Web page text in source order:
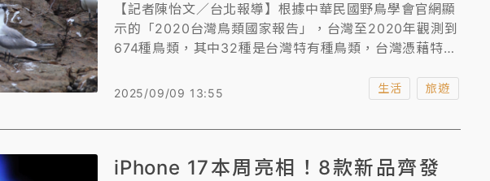
【記者陳怡文／台北報導】根據中華民國野鳥學會官網顯
示的「2020台灣鳥類國家報告」，台灣至2020年觀測到
674種鳥類，其中32種是台灣特有種鳥類，台灣憑藉特有
過，另外，該活動有政府等各機關大力支持下，成最佳有
9/21於台中市民廣場盛大登場，抽Apple Watch SE、光
2025/09/09 13:55 生活 旅遊
iPhone 17本周亮相！8款新品齊發